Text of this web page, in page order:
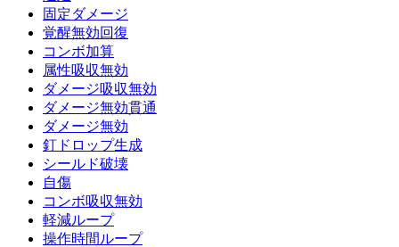
固定ダメージ
覚醒無効回復
コンボ加算
属性吸収無効
ダメージ吸収無効
ダメージ無効貫通
ダメージ無効
釘ドロップ生成
シールド破壊
自傷
コンボ吸収無効
軽減ループ
操作時間ループ